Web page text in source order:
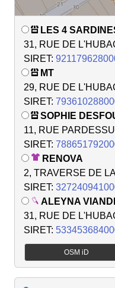
LES 4
31, RUE DE
SIRET:
MT
29, RUE DE
SIRET:
SOPHIE
11, RUE
SIRET:
RENOVA
2, TRAVERSE DE
SIRET:
ALEYNA
31, RUE DE
SIRET:
OSM iD